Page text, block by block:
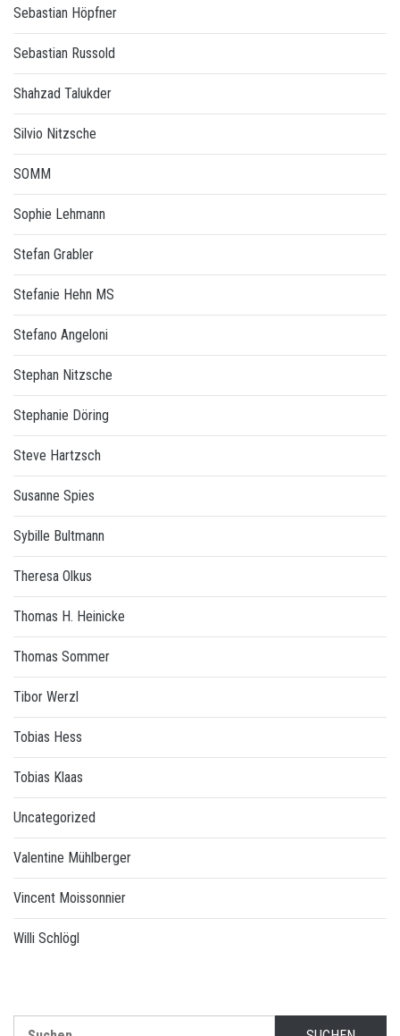
Sebastian Höpfner
Sebastian Russold
Shahzad Talukder
Silvio Nitzsche
SOMM
Sophie Lehmann
Stefan Grabler
Stefanie Hehn MS
Stefano Angeloni
Stephan Nitzsche
Stephanie Döring
Steve Hartzsch
Susanne Spies
Sybille Bultmann
Theresa Olkus
Thomas H. Heinicke
Thomas Sommer
Tibor Werzl
Tobias Hess
Tobias Klaas
Uncategorized
Valentine Mühlberger
Vincent Moissonnier
Willi Schlögl